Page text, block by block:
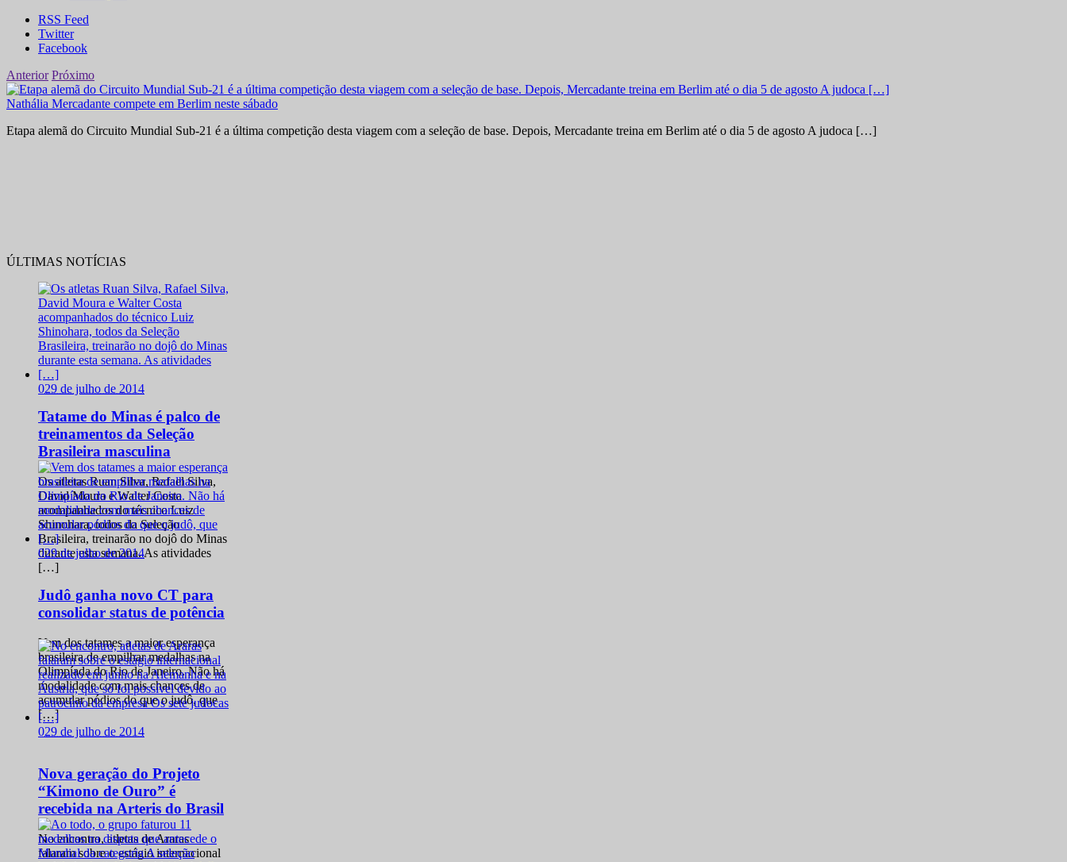
RSS Feed
Twitter
Facebook
Anterior Próximo
Nathália Mercadante compete em Berlim neste sábado
Etapa alemã do Circuito Mundial Sub-21 é a última competição desta viagem com a seleção de base. Depois, Mercadante treina em Berlim até o dia 5 de agosto A judoca […]
ÚLTIMAS NOTÍCIAS
029 de julho de 2014
Tatame do Minas é palco de
treinamentos da Seleção
Brasileira masculina
Os atletas Ruan Silva, Rafael Silva,
David Moura e Walter Costa
acompanhados do técnico Luiz
Shinohara, todos da Seleção
Brasileira, treinarão no dojô do Minas
durante esta semana. As atividades
[…]
029 de julho de 2014
Judô ganha novo CT para
consolidar status de potência
Vem dos tatames a maior esperança
brasileira de empilhar medalhas na
Olimpíada do Rio de Janeiro. Não há
modalidade com mais chances de
acumular pódios do que o judô, que
[…]
029 de julho de 2014
Nova geração do Projeto
“Kimono de Ouro” é
recebida na Arteris do Brasil
No encontro, atletas de Araras
falaram sobre o estágio internacional